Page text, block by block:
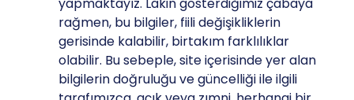
rağmen, bu bilgiler, fiili değişikliklerin
gerisinde kalabilir, birtakım farklılıklar
olabilir. Bu sebeple, site içerisinde yer alan
bilgilerin doğruluğu ve güncelliği ile ilgili